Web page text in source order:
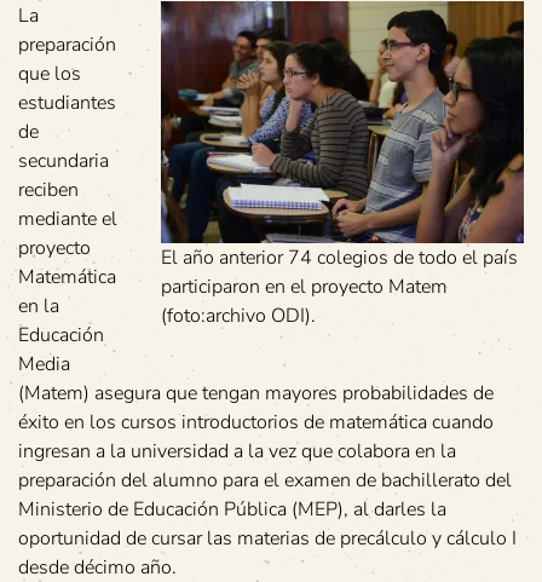
El año anterior 74 colegios de todo el país
participaron en el proyecto Matem
(foto:archivo ODI).
La
preparación
que los
estudiantes
de
secundaria
reciben
mediante el
proyecto
Matemática
en la
Educación
Media
(Matem) asegura que tengan mayores probabilidades de
éxito en los cursos introductorios de matemática cuando
ingresan a la universidad a la vez que colabora en la
preparación del alumno para el examen de bachillerato del
Ministerio de Educación Pública (MEP), al darles la
oportunidad de cursar las materias de precálculo y cálculo I
desde décimo año.